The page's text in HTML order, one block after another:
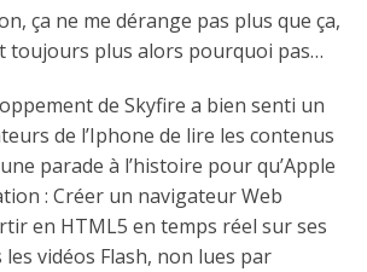
ça ne me dérange pas plus que ça,
toujours plus alors pourquoi pas…
de Skyfire a bien senti un
de l’Iphone de lire les contenus
parade à l’histoire pour qu’Apple
: Créer un navigateur Web
en HTML5 en temps réel sur ses
vidéos Flash, non lues par